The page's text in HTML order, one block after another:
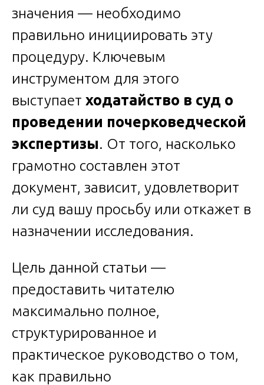
значения — необходимо
правильно инициировать эту
процедуру. Ключевым
инструментом для этого
выступает ходатайство в суд о
проведении почерковедческой
экспертизы. От того, насколько
грамотно составлен этот
документ, зависит, удовлетворит
ли суд вашу просьбу или откажет в
назначении исследования.
Цель данной статьи —
предоставить читателю
максимально полное,
структурированное и
практическое руководство о том,
как правильно